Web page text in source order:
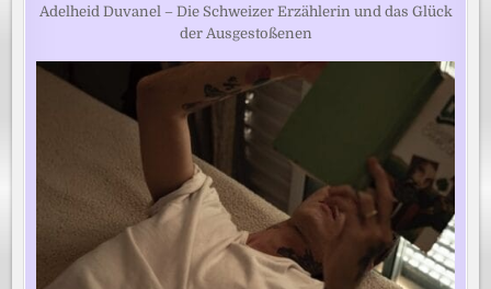
Adelheid Duvanel – Die Schweizer Erzählerin und das Glück
der Ausgestoßenen